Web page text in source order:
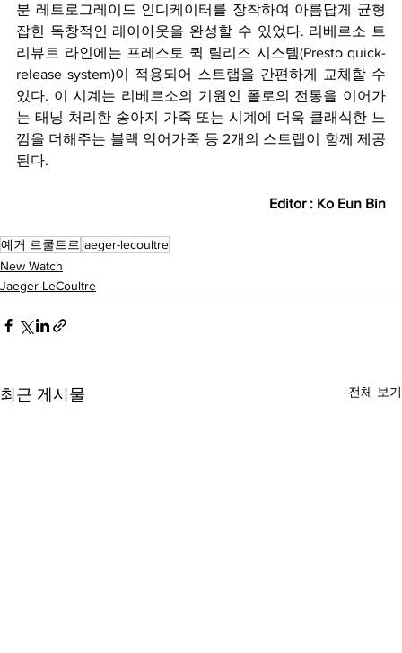
분 레트로그레이드 인디케이터를 장착하여 아름답게 균형
잡힌 독창적인 레이아웃을 완성할 수 있었다. 리베르소 트
리뷰트 라인에는 프레스토 퀵 릴리즈 시스템(Presto quick-
release system)이 적용되어 스트랩을 간편하게 교체할 수
있다. 이 시계는 리베르소의 기원인 폴로의 전통을 이어가
는 태닝 처리한 송아지 가죽 또는 시계에 더욱 클래식한 느
낌을 더해주는 블랙 악어가죽 등 2개의 스트랩이 함께 제공
된다.
Editor : Ko Eun Bin
예거 르쿨트르 jaeger-lecoultre
New Watch
Jaeger-LeCoultre
최근 게시물 전체 보기